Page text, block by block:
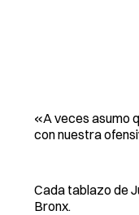
«A veces asumo
con nuestra
Cada tablazo de
Bronx.